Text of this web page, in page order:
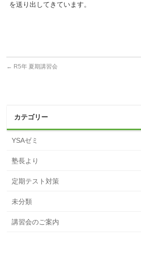
を送り出してきています。
← R5年 夏期講習会
カテゴリー
YSAゼミ
塾長より
定期テスト対策
未分類
講習会のご案内